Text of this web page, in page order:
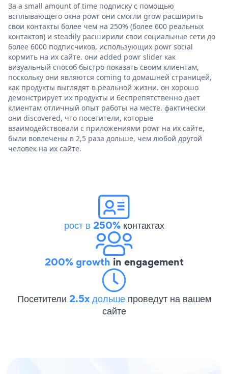
За a small amount of time подписку с помощью
всплывающего окна powr они смогли grow расширить
свои контакты более чем на 250% (более 600 реальных
контактов) и steadily расширили свои социальные сети до
более 6000 подписчиков, использующих powr social
кормить на их сайте. они added powr slider как
визуальный способ быстро показать своим клиентам,
поскольку они являются coming to домашней страницей,
как продукты выглядят в реальной жизни. он хорошо
демонстрирует их продукты и беспрепятственно дает
клиентам отличный опыт работы на месте. фактически
они discovered, что посетители, которые
взаимодействовали с приложениями powr на их сайте,
были вовлечены в 2,5 раза дольше, чем любой другой
человек на их сайте.
рост в 250%контактах
200% growth in engagement
Посетители 2.5x дольше проведут на вашем
сайте